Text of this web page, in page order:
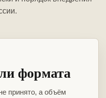
формата
принято, а объём